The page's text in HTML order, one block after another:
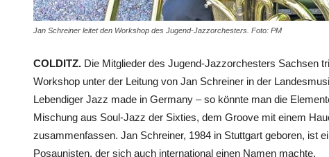
Jan Schreiner leitet den Workshop des Jugend-Jazzorchesters. Foto: PM
COLDITZ. Die Mitglieder des Jugend-Jazzorchesters Sachsen
Workshop unter der Leitung von Jan Schreiner in der
Lebendiger Jazz made in Germany – so könnte man die
Mischung aus Soul-Jazz der Sixties, dem Groove mit einem
zusammenfassen. Jan Schreiner, 1984 in Stuttgart geboren, ist
Posaunisten, der sich auch international einen Namen machte.